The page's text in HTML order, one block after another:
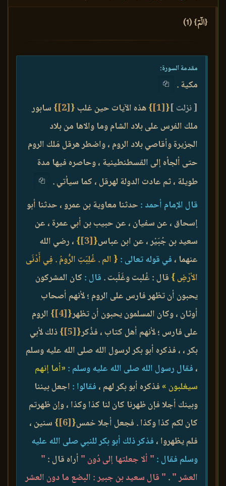
{الٓمٓ} (1)
مقدمة السورة:
مكية .
[ نزلت ]{
[1]
}هذه الآيات حين غلب {
[2]
} سابور
ملك الفرس على بلاد الشام وما والاها من بلاد
الجزيرة وأقاصي بلاد الروم ، واضطر هرقل مَلك الروم
حتى ألجأه إلى القسطنطينية ، وحاصره فيها مدة
طويلة ، ثم عادت الدولة لهرقل ، كما سيأتي .
قال الإمام أحمد : حدثنا معاوية بن عمرو ، حدثنا أبو
إسحاق ، عن سفيان ، عن حبيب بن أبي عمرة ، عن
سعيد بن جُبَيْر ، عن ابن عباس{
[3]
} ، رضي الله
عنهما ، في قوله تعالى : { الم . غُلِبَتِ الرُّومُ . فِي أَدْنَى
الأرْضِ } قال : غُلبت وغَلَبت . قال : كان المشركون
يحبون أن تظهر فارس على الروم ؛ لأنهم أصحاب
أوثان ، وكان المسلمون يحبون أن تظهر{
[4]
} الروم
على فارس ؛ لأنهم أهل كتاب ، فذُكر{
[5]
}ذلك لأبي
بكر ، ، فذكره أبو بكر لرسول الله صلى الله عليه وسلم
، فقال رسول الله صلى الله عليه وسلم : «أما إنهم
سيغلبون » فذكره أبو بكر لهم ، فقالوا : اجعل بيننا
وبينك أجلا فإن ظهرنا كان لنا كذا وكذا ، وإن ظهرتم
كان لكم كذا وكذا . فجعل أجلا خمس{
[6]
} سنين ،
فلم يظهروا ، فذكر ذلك أبو بكر للنبي صلى الله عليه
وسلم فقال : " ألا جعلتها إلى دُون " أراه قال : "
العشر ". " قال سعيد بن جبير : البضع ما دون العشر